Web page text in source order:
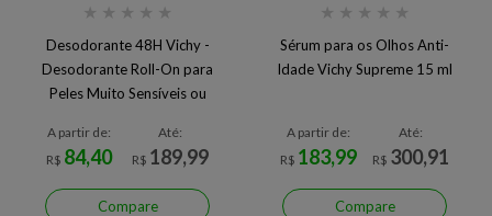
★ ★ ★ ★ ★
Desodorante 48H Vichy -
Desodorante Roll-On para
Peles Muito Sensíveis ou
A partir de:
R$ 84,40
Até:
R$ 189,99
Compare
★ ★ ★ ★ ★
Sérum para os Olhos Anti-
Idade Vichy Supreme 15 ml
A partir de:
R$ 183,99
Até:
R$ 300,91
Compare